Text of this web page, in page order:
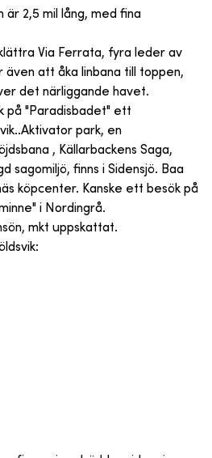
är 2,5 mil lång, med fina
Via Ferrata, fyra leder av
även att åka linbana till toppen,
det närliggande havet.
på "Paradisbadet" ett
park, en
, Källarbackens Saga,
sagomiljö, finns i Sidensjö. Baa
köpcenter. Kanske ett besök på
i Nordingrå.
mkt uppskattat.